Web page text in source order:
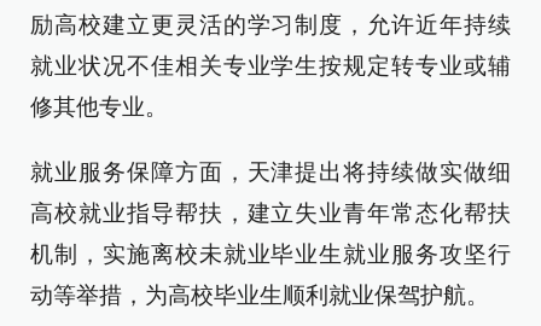
励高校建立更灵活的学习制度，允许近年持续
就业状况不佳相关专业学生按规定转专业或辅
修其他专业。
就业服务保障方面，天津提出将持续做实做细
高校就业指导帮扶，建立失业青年常态化帮扶
机制，实施离校未就业毕业生就业服务攻坚行
动等举措，为高校毕业生顺利就业保驾护航。